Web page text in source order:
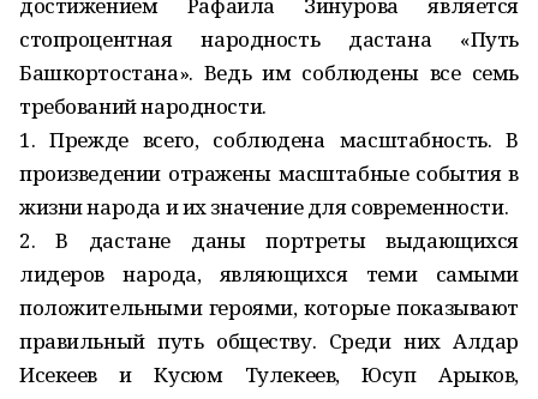
стопроцентная народность дастана «Путь
Башкортостана». Ведь им соблюдены все семь
требований народности.
1. Прежде всего, соблюдена масштабность. В
произведении отражены масштабные события в
жизни народа и их значение для современности.
2. В дастане даны портреты выдающихся
лидеров народа, являющихся теми самыми
положительными героями, которые показывают
правильный путь обществу. Среди них Алдар
Исекеев и Кусюм Тулекеев, Юсуп Арыков,